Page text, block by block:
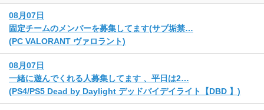
08月07日
固定チームのメンバーを募集してます(サブ垢禁…
(PC VALORANT ヴァロラント)
08月07日
一緒に遊んでくれる人募集してます 、平日は2…
(PS4/PS5 Dead by Daylight デッドバイデイライト【DBD 】)